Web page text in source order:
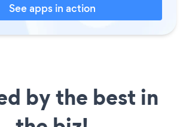
See apps in action
by the best in